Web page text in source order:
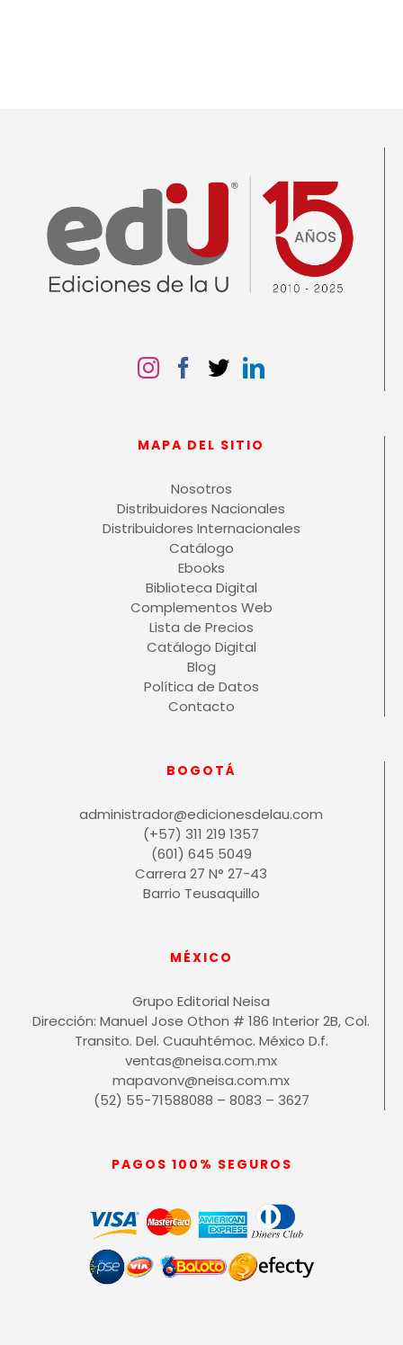
MAPA DEL SITIO
Nosotros
Distribuidores Nacionales
Distribuidores Internacionales
Catálogo
Ebooks
Biblioteca Digital
Complementos Web
Lista de Precios
Catálogo Digital
Blog
Política de Datos
Contacto
BOGOTÁ
administrador@edicionesdelau.com
(+57) 311 219 1357
(601) 645 5049
Carrera 27 N° 27-43
Barrio Teusaquillo
MÉXICO
Grupo Editorial Neisa
Dirección: Manuel Jose Othon # 186 Interior 2B, Col.
Transito. Del. Cuauhtémoc. México D.f.
ventas@neisa.com.mx
mapavonv@neisa.com.mx
(52) 55-71588088 – 8083 – 3627
PAGOS 100% SEGUROS